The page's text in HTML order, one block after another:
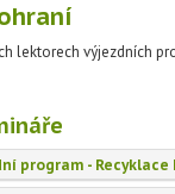
lektorech výjezdních
program - Recyklace